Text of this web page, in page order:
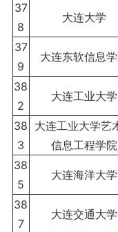
37
8
大连大学
37
9
大连东软信息
38
2
大连工业大学
38
3
大连工业大学艺
信息工程学院
38
5
大连海洋大学
38
7
大连交通大学